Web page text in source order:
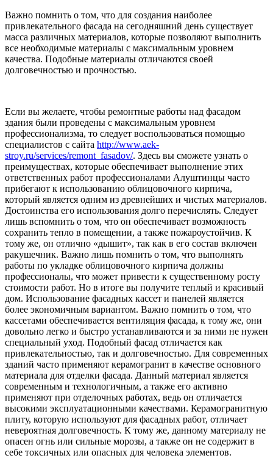
Важно помнить о том, что для создания наиболее
привлекательного фасада на сегодняшний день существует
масса различных материалов, которые позволяют выполнить
все необходимые материалы с максимальным уровнем
качества. Подобные материалы отличаются своей
долговечностью и прочностью.
Если вы желаете, чтобы ремонтные работы над фасадом
здания были проведены с максимальным уровнем
профессионализма, то следует воспользоваться помощью
специалистов с сайта http://www.aek-
stroy.ru/services/remont_fasadov/. Здесь вы сможете узнать о
преимуществах, которые обеспечивает выполнение этих
ответственных работ профессионалами Алуштинцы часто
прибегают к использованию облицовочного кирпича,
который является одним из древнейших и чистых материалов.
Достоинства его использования долго перечислять. Следует
лишь вспомнить о том, что он обеспечивает возможность
сохранить тепло в помещении, а также пожароустойчив. К
тому же, он отлично «дышит», так как в его состав включен
ракушечник. Важно лишь помнить о том, что выполнять
работы по укладке облицовочного кирпича должны
профессионалы, что может привести к существенному росту
стоимости работ. Но в итоге вы получите теплый и красивый
дом. Использование фасадных кассет и панелей является
более экономичным вариантом. Важно помнить о том, что
кассетами обеспечивается вентиляция фасада, к тому же, они
довольно легко и быстро устанавливаются и за ними не нужен
специальный уход. Подобный фасад отличается как
привлекательностью, так и долговечностью. Для современных
зданий часто применяют керамогранит в качестве основного
материала для отделки фасада. Данный материал является
современным и технологичным, а также его активно
применяют при отделочных работах, ведь он отличается
высокими эксплуатационными качествами. Керамогранитную
плиту, которую используют для фасадных работ, отличает
невероятная долговечность. К тому же, данному материалу не
опасен огнь или сильные морозы, а также он не содержит в
себе токсичных или опасных для человека элементов.